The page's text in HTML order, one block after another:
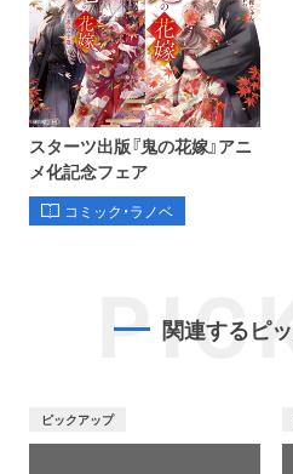
スターツ出版『鬼の花嫁』アニ
メ化記念フェア
コミック・ラノベ
関連するピ
ピックアップ